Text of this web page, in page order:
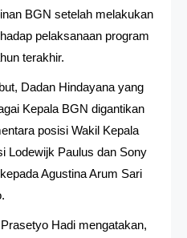
BGN setelah melakukan
pelaksanaan program
terakhir.
Dadan Hindayana yang
Kepala BGN digantikan
posisi Wakil Kepala
Lodewijk Paulus dan Sony
Agustina Arum Sari
Hadi mengatakan,